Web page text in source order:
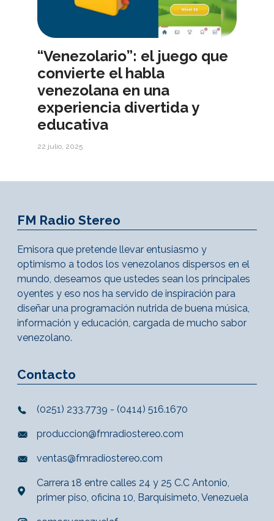
“Venezolario”: el juego que
convierte el habla
venezolana en una
experiencia divertida y
educativa
22 julio, 2025
FM Radio Stereo
Emisora que pretende llevar entusiasmo y
optimismo a todos los venezolanos dispersos en el
mundo, deseamos que ustedes sean los principales
oyentes y eso nos ha servido de inspiración para
diseñar una programación nutrida de buena música,
información y educación, cargada de mucho sabor
venezolano.
Contacto
(0251) 233.7739 - (0414) 516.1670
produccion@fmradiostereo.com
ventas@fmradiostereo.com
Carrera 18 entre calles 24 y 25 C.C Antonio,
primer piso, oficina 10, Barquisimeto, Venezuela